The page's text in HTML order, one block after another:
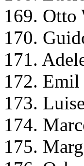
169. Otto
170.
171.
172. Emil
173.
174.
175.